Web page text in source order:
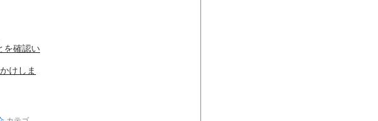
を確認い
けしま